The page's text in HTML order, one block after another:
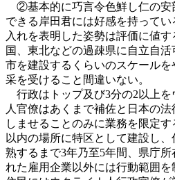
②基本的に巧言令色鮮し仁の安
できる岸田君には好感を持って
入れを表明した姿勢は評価に値
国、東北などの過疎県に自立自
市を建設するくらいのスケール
采を受けること間違いない。
行政はトップ及び3分の2以上を
人官僚はあくまで補佐と日本の
しませることのみに業務を限定
以内の場所に特区として建設し
熟するまで3年乃至5年間、県庁
れた雇用企業以外には行動範囲